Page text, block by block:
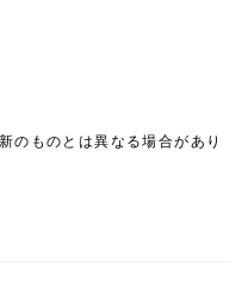
のものとは異なる場合があり